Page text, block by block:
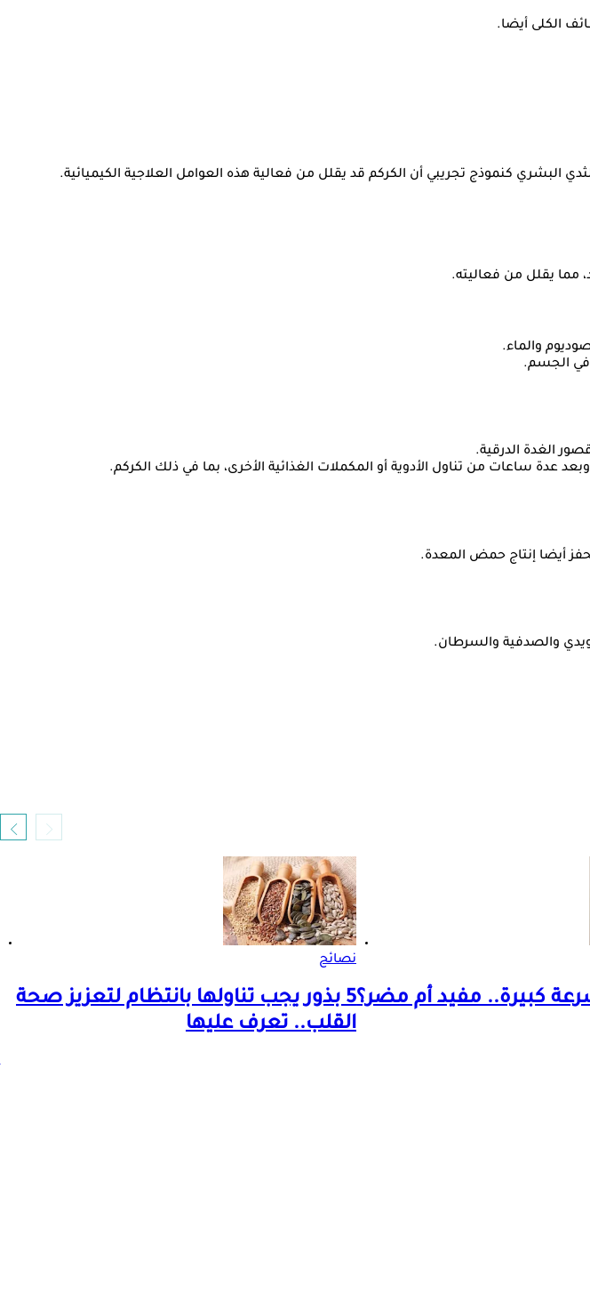
الكلى أيضا.
البشري كنموذج تجريبي أن الكركم قد يقلل من فعالية هذه العوامل العلاجية الكيميائية.
مما يقلل من فعاليته.
والماء.
في الجسم.
الغدة الدرقية.
عدة ساعات من تناول الأدوية أو المكملات الغذائية الأخرى، بما في ذلك الكركم.
أيضا إنتاج حمض المعدة.
والصدفية والسرطان.
كبيرة.. مفيد أم مضر؟
نصائح
5 بذور يجب تناولها بانتظام لتعزيز صحة
القلب.. تعرف عليها